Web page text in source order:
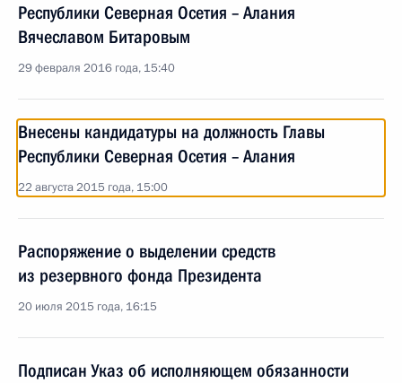
Республики Северная Осетия – Алания
Вячеславом Битаровым
29 февраля 2016 года, 15:40
Внесены кандидатуры на должность Главы
Республики Северная Осетия – Алания
22 августа 2015 года, 15:00
Распоряжение о выделении средств
из резервного фонда Президента
20 июля 2015 года, 16:15
Подписан Указ об исполняющем обязанности